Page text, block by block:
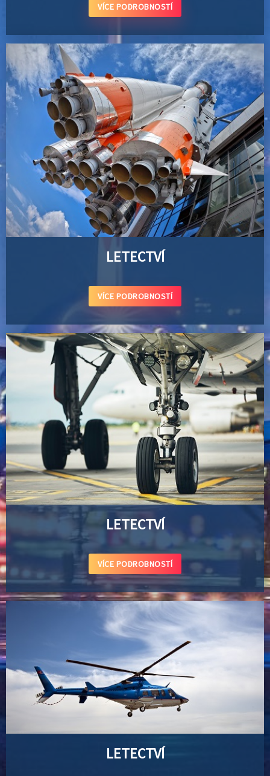
VÍCE PODROBNOSTÍ
LETECTVÍ
VÍCE PODROBNOSTÍ
LETECTVÍ
VÍCE PODROBNOSTÍ
LETECTVÍ